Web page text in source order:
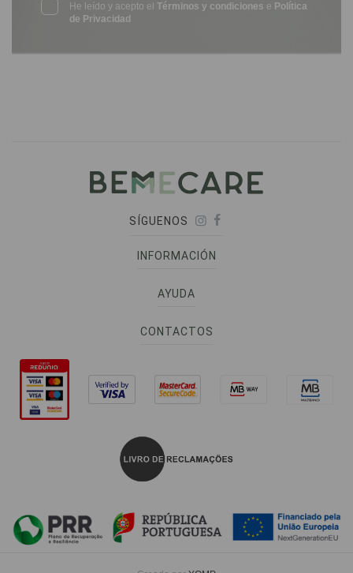
He leído y acepto elTérminos y condiciones e Política
de Privacidad
SÍGUENOS
INFORMACIÓN
AYUDA
CONTACTOS